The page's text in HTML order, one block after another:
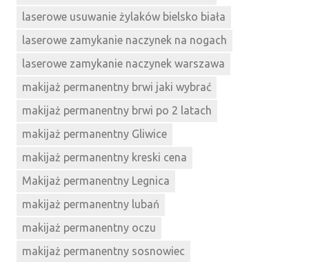
laserowe usuwanie żylaków bielsko biała
laserowe zamykanie naczynek na nogach
laserowe zamykanie naczynek warszawa
makijaż permanentny brwi jaki wybrać
makijaż permanentny brwi po 2 latach
makijaż permanentny Gliwice
makijaż permanentny kreski cena
Makijaż permanentny Legnica
makijaż permanentny lubań
makijaż permanentny oczu
makijaż permanentny sosnowiec